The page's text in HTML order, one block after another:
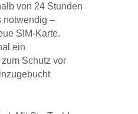
von 24 Stunden
notwendig –
SIM-Karte.
ein
Schutz vor